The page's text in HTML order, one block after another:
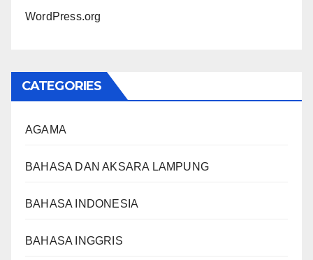
WordPress.org
CATEGORIES
AGAMA
BAHASA DAN AKSARA LAMPUNG
BAHASA INDONESIA
BAHASA INGGRIS